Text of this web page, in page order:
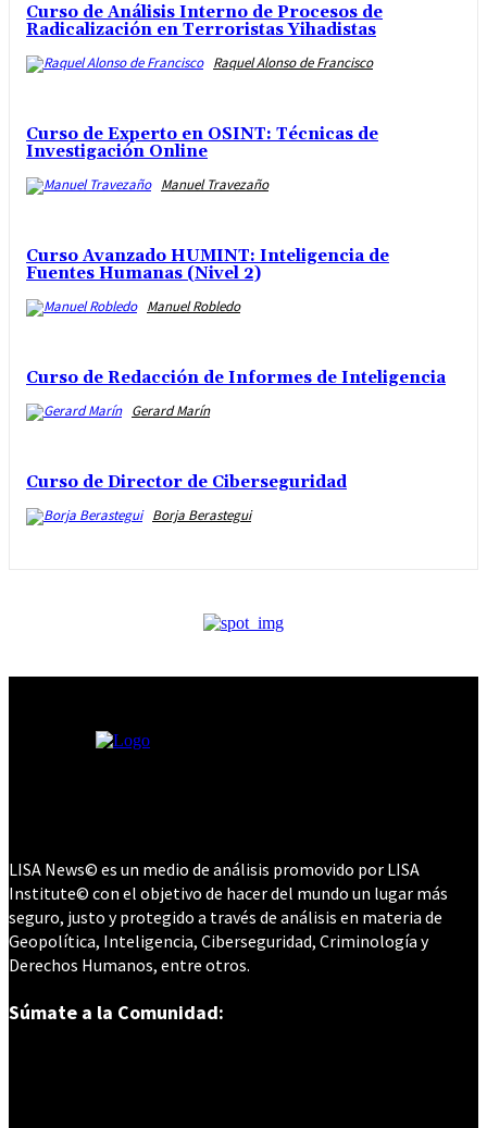
Curso de Análisis Interno de Procesos de
Radicalización en Terroristas Yihadistas
Raquel Alonso de Francisco
Curso de Experto en OSINT: Técnicas de
Investigación Online
Manuel Travezaño
Curso Avanzado HUMINT: Inteligencia de
Fuentes Humanas (Nivel 2)
Manuel Robledo
Curso de Redacción de Informes de Inteligencia
Gerard Marín
Curso de Director de Ciberseguridad
Borja Berastegui
LISA News© es un medio de análisis promovido por LISA
Institute© con el objetivo de hacer del mundo un lugar más
seguro, justo y protegido a través de análisis en materia de
Geopolítica, Inteligencia, Ciberseguridad, Criminología y
Derechos Humanos, entre otros.
Súmate a la Comunidad: